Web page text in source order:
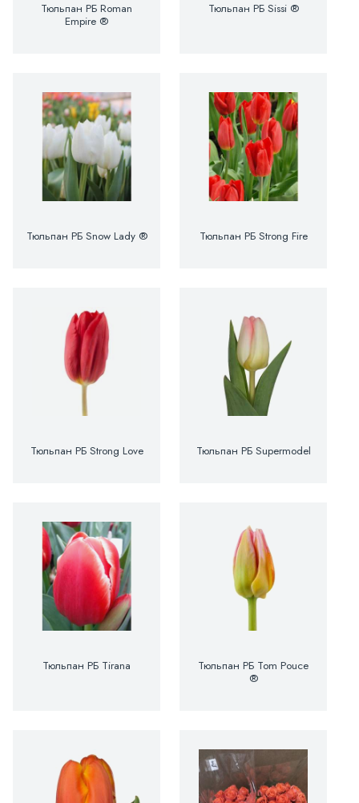
Тюльпан РБ Roman
Empire ®
Тюльпан РБ Sissi ®
Тюльпан РБ Snow Lady ® Тюльпан РБ Strong Fire
Тюльпан РБ Strong Love Тюльпан РБ Supermodel
Тюльпан РБ Tirana
Тюльпан РБ Tom Pouce
®